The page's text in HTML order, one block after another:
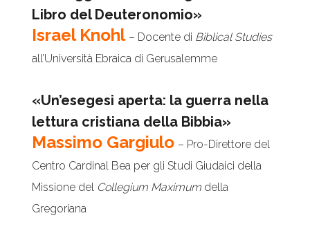
Libro del Deuteronomio»
Israel Knohl – Docente di Biblical Studies
all’Università Ebraica di Gerusalemme
«Un’esegesi aperta: la guerra nella
lettura cristiana della Bibbia»
Massimo Gargiulo – Pro-Direttore del
Centro Cardinal Bea per gli Studi Giudaici della
Missione del Collegium Maximum della
Gregoriana